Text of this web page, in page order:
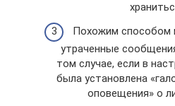
Похожим способом
утраченные
том случае, если в
была установлена
оповещения» о